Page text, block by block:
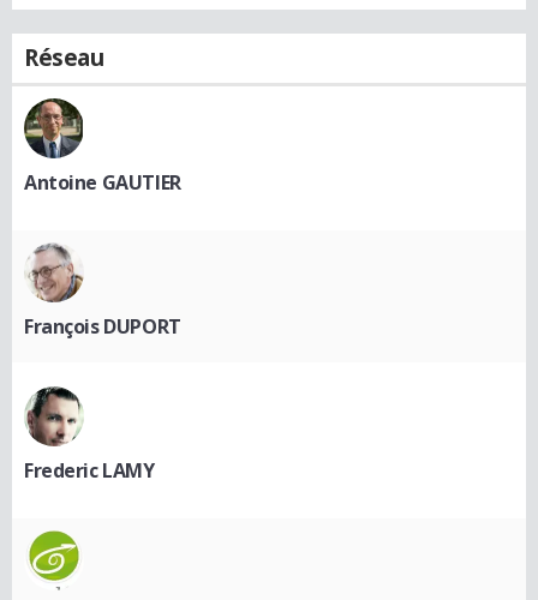
Réseau
Antoine GAUTIER
François DUPORT
Frederic LAMY